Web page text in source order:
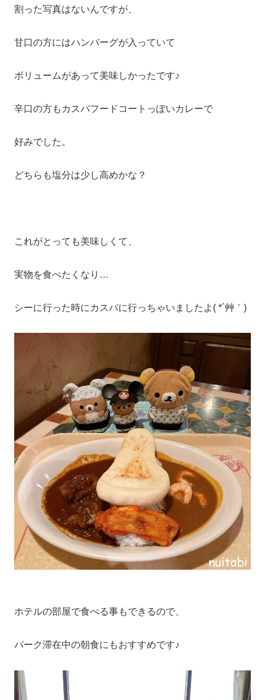
割った写真はないんですが、
甘口の方にはハンバーグが入っていて
ボリュームがあって美味しかったです♪
辛口の方もカスバフードコートっぽいカレーで
好みでした。
どちらも塩分は少し高めかな？
これがとっても美味しくて、
実物を食べたくなり…
シーに行った時にカスバに行っちゃいましたよ( *´艸｀)
ホテルの部屋で食べる事もできるので、
パーク滞在中の朝食にもおすすめです♪